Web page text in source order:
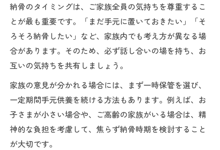
納骨のタイミングは、ご家族全員の気持ちを尊重するこ
とが最も重要です。「まだ手元に置いておきたい」「そ
ろそろ納骨したい」など、家族内でも考え方が異なる場
合があります。そのため、必ず話し合いの場を持ち、お
互いの気持ちを共有しましょう。
家族の意見が分かれる場合には、まず一時保管を選び、
一定期間手元供養を続ける方法もあります。例えば、お
子さまが小さい場合や、ご高齢の家族がいる場合は、精
神的な負担を考慮して、焦らず納骨時期を検討すること
が大切です。